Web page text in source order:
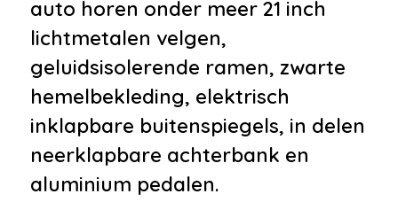
•Multimedia-voorbereiding
•Multimedia systeem
•Navigatiesysteem full map
•Rondomzicht camera
•Spraakbediening
•Stuurwiel multifunctioneel
•WiFi voorbereiding
auto horen onder meer 21 inch
lichtmetalen velgen,
geluidsisolerende ramen, zwarte
hemelbekleding, elektrisch
inklapbare buitenspiegels, in delen
neerklapbare achterbank en
aluminium pedalen.